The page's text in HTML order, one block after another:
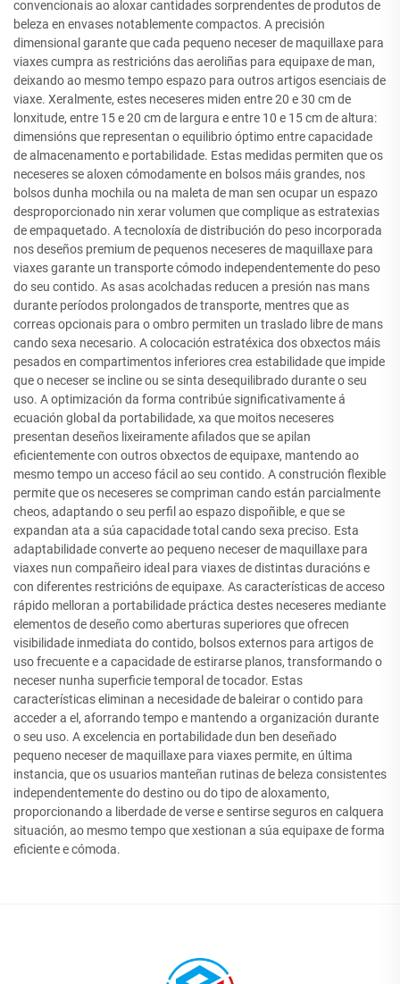
convencionais ao aloxar cantidades sorprendentes de produtos de
beleza en envases notablemente compactos. A precisión
dimensional garante que cada pequeno neceser de maquillaxe para
viaxes cumpra as restricións das aeroliñas para equipaxe de man,
deixando ao mesmo tempo espazo para outros artigos esenciais de
viaxe. Xeralmente, estes neceseres miden entre 20 e 30 cm de
lonxitude, entre 15 e 20 cm de largura e entre 10 e 15 cm de altura:
dimensións que representan o equilibrio óptimo entre capacidade
de almacenamento e portabilidade. Estas medidas permiten que os
neceseres se aloxen cómodamente en bolsos máis grandes, nos
bolsos dunha mochila ou na maleta de man sen ocupar un espazo
desproporcionado nin xerar volumen que complique as estratexias
de empaquetado. A tecnoloxía de distribución do peso incorporada
nos deseños premium de pequenos neceseres de maquillaxe para
viaxes garante un transporte cómodo independentemente do peso
do seu contido. As asas acolchadas reducen a presión nas mans
durante períodos prolongados de transporte, mentres que as
correas opcionais para o ombro permiten un traslado libre de mans
cando sexa necesario. A colocación estratéxica dos obxectos máis
pesados en compartimentos inferiores crea estabilidade que impide
que o neceser se incline ou se sinta desequilibrado durante o seu
uso. A optimización da forma contribúe significativamente á
ecuación global da portabilidade, xa que moitos neceseres
presentan deseños lixeiramente afilados que se apilan
eficientemente con outros obxectos de equipaxe, mantendo ao
mesmo tempo un acceso fácil ao seu contido. A construción flexible
permite que os neceseres se compriman cando están parcialmente
cheos, adaptando o seu perfil ao espazo dispoñible, e que se
expandan ata a súa capacidade total cando sexa preciso. Esta
adaptabilidade converte ao pequeno neceser de maquillaxe para
viaxes nun compañeiro ideal para viaxes de distintas duracións e
con diferentes restricións de equipaxe. As características de acceso
rápido melloran a portabilidade práctica destes neceseres mediante
elementos de deseño como aberturas superiores que ofrecen
visibilidade inmediata do contido, bolsos externos para artigos de
uso frecuente e a capacidade de estirarse planos, transformando o
neceser nunha superficie temporal de tocador. Estas
características eliminan a necesidade de baleirar o contido para
acceder a el, aforrando tempo e mantendo a organización durante
o seu uso. A excelencia en portabilidade dun ben deseñado
pequeno neceser de maquillaxe para viaxes permite, en última
instancia, que os usuarios manteñan rutinas de beleza consistentes
independentemente do destino ou do tipo de aloxamento,
proporcionando a liberdade de verse e sentirse seguros en calquera
situación, ao mesmo tempo que xestionan a súa equipaxe de forma
eficiente e cómoda.